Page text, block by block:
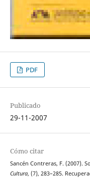
PDF
Publicado
29-11-2007
Cómo citar
Sancén Contreras, F. (2007).
Cultura, (7), 283–285.